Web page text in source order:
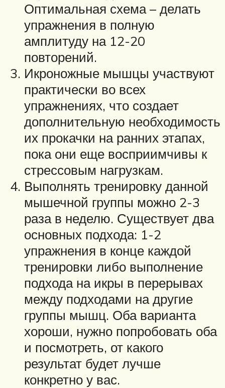
Оптимальная схема – делать
упражнения в полную
амплитуду на 12-20
повторений.
Икроножные мышцы участвуют
практически во всех
упражнениях, что создает
дополнительную необходимость
их прокачки на ранних этапах,
пока они еще восприимчивы к
стрессовым нагрузкам.
Выполнять тренировку данной
мышечной группы можно 2-3
раза в неделю. Существует два
основных подхода: 1-2
упражнения в конце каждой
тренировки либо выполнение
подхода на икры в перерывах
между подходами на другие
группы мышц. Оба варианта
хороши, нужно попробовать оба
и посмотреть, от какого
результат будет лучше
конкретно у вас.